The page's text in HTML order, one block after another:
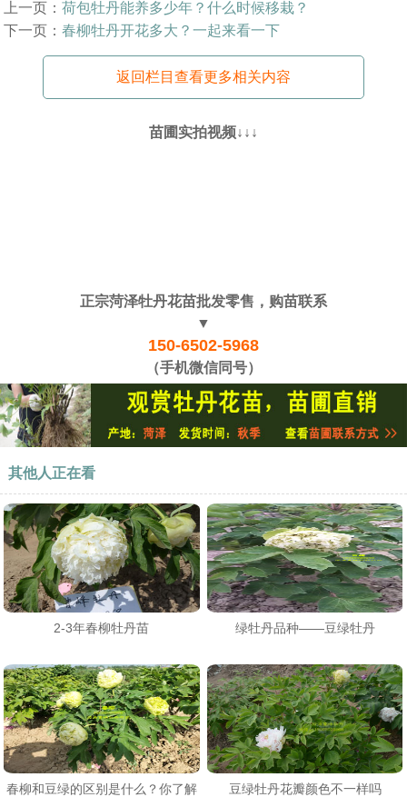
上一页：荷包牡丹能养多少年？什么时候移栽？
下一页：春柳牡丹开花多大？一起来看一下
返回栏目查看更多相关内容
苗圃实拍视频↓↓↓
正宗菏泽牡丹花苗批发零售，购苗联系
▼
150-6502-5968
（手机微信同号）
其他人正在看
2-3年春柳牡丹苗 绿牡丹品种——豆绿牡丹
春柳和豆绿的区别是什么？你了解
豆绿牡丹花瓣颜色不一样吗